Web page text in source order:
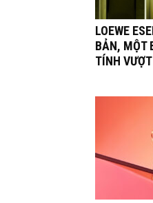
LOEWE
BẢN, MỘT
TÍNH